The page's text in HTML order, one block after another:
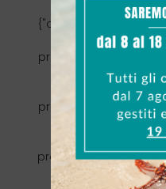
:{"url":"https://
t":{"url":"https://
lt":{"url":"https://